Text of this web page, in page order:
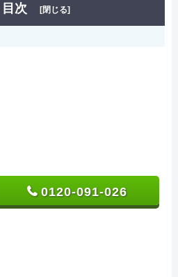
目次 [閉じる]
0120-091-026